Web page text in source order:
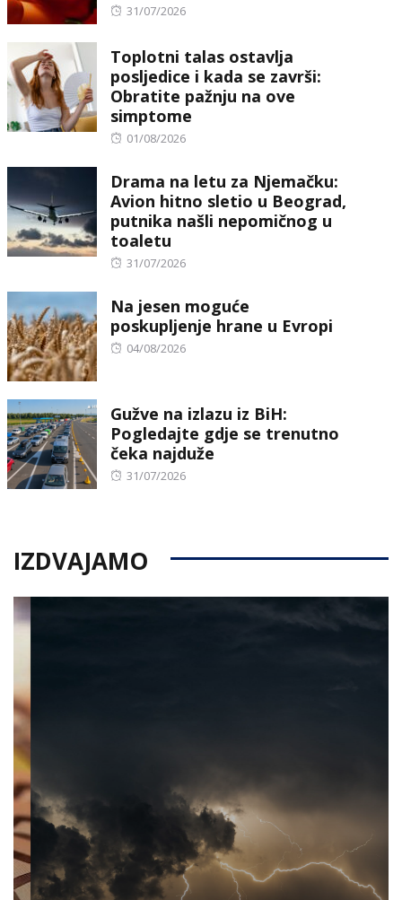
Posted
31/07/2026
Toplotni talas ostavlja
posljedice i kada se završi:
Obratite pažnju na ove
simptome
Posted
01/08/2026
Drama na letu za Njemačku:
Avion hitno sletio u Beograd,
putnika našli nepomičnog u
toaletu
Posted
31/07/2026
Na jesen moguće
poskupljenje hrane u Evropi
Posted
04/08/2026
Gužve na izlazu iz BiH:
Pogledajte gdje se trenutno
čeka najduže
Posted
31/07/2026
IZDVAJAMO